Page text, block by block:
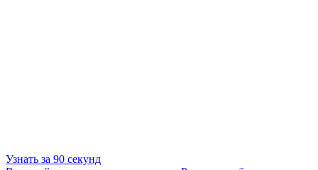
Узнать за 90 секунд